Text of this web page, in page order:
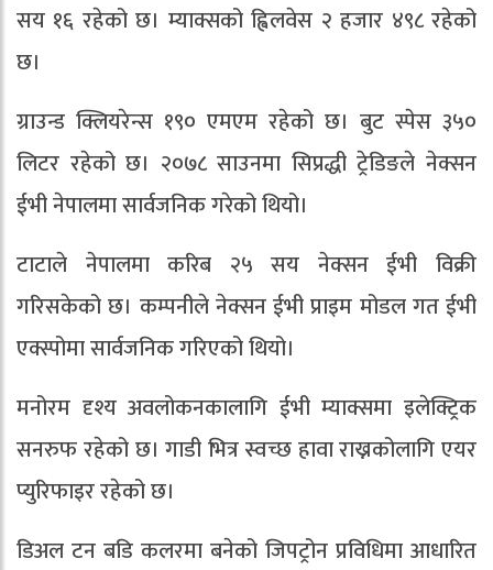
सय १६ रहेको छ। म्याक्सको ह्विलवेस २ हजार ४९८ रहेको
छ।
ग्राउन्ड क्लियरेन्स १९० एमएम रहेको छ। बुट स्पेस ३५०
लिटर रहेको छ। २०७८ साउनमा सिप्रद्धी ट्रेडिङले नेक्सन
ईभी नेपालमा सार्वजनिक गरेको थियो।
टाटाले नेपालमा करिब २५ सय नेक्सन ईभी विक्री
गरिसकेको छ। कम्पनीले नेक्सन ईभी प्राइम मोडल गत ईभी
एक्स्पोमा सार्वजनिक गरिएको थियो।
मनोरम दृश्य अवलोकनकालागि ईभी म्याक्समा इलेक्ट्रिक
सनरुफ रहेको छ। गाडी भित्र स्वच्छ हावा राख्नकोलागि एयर
प्युरिफाइर रहेको छ।
डिअल टन बडि कलरमा बनेको जिपट्रोन प्रविधिमा आधारित